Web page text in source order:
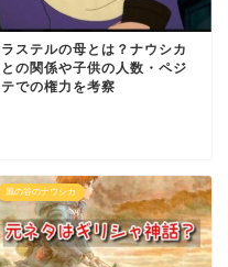
ラステルの母とは？ナウシカ
との関係や子供の人数・ペジ
テでの権力を考察
風の谷のナウシカ